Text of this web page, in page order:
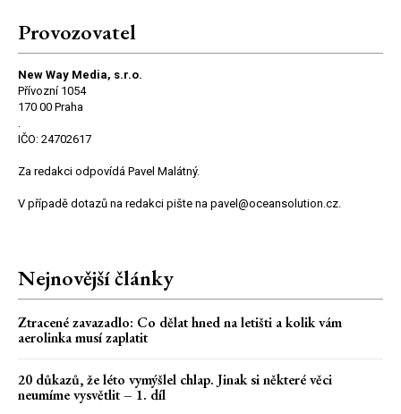
Provozovatel
New Way Media, s.r.o.
Přívozní 1054
170 00 Praha
IČO: 24702617
Za redakci odpovídá Pavel Malátný.
V případě dotazů na redakci pište na pavel@oceansolution.cz.
Nejnovější články
Ztracené zavazadlo: Co dělat hned na letišti a kolik vám
aerolinka musí zaplatit
20 důkazů, že léto vymýšlel chlap. Jinak si některé věci
neumíme vysvětlit – 1. díl